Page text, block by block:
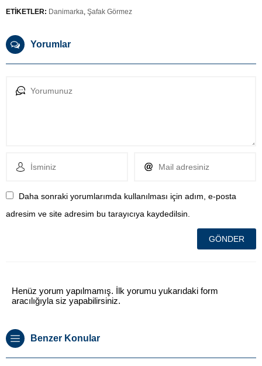
ETİKETLER: Danimarka, Şafak Görmez
Yorumlar
Daha sonraki yorumlarımda kullanılması için adım, e-posta
adresim ve site adresim bu tarayıcıya kaydedilsin.
Henüz yorum yapılmamış. İlk yorumu yukarıdaki form
aracılığıyla siz yapabilirsiniz.
Benzer Konular